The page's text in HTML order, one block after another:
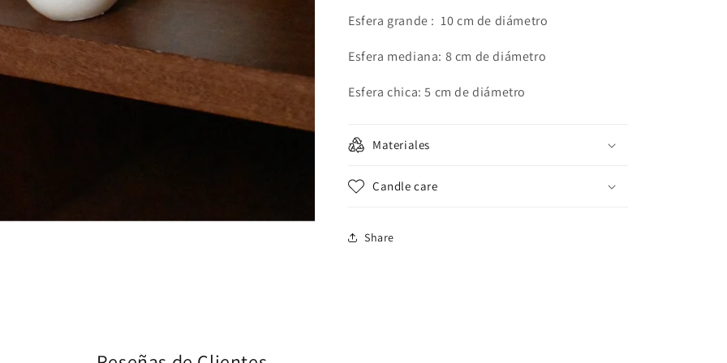
Esfera grande : 10 cm de diámetro
Esfera mediana: 8 cm de diámetro
Esfera chica: 5 cm de diámetro
Materiales
Candle care
Share